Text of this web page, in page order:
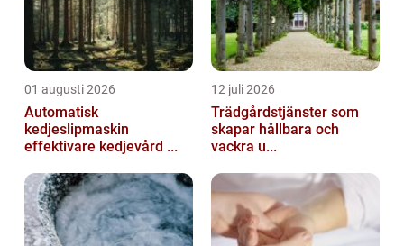
01 augusti 2026
Automatisk
kedjeslipmaskin
effektivare kedjevård ...
12 juli 2026
Trädgårdstjänster som
skapar hållbara och
vackra u...